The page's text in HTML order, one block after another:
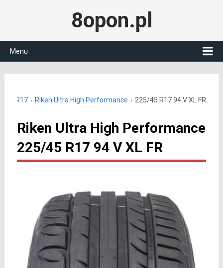
8opon.pl
Menu
45 R17 Riken Ultra High Performance 225/45 R17 94 V XL FR
Riken Ultra High Performance
225/45 R17 94 V XL FR